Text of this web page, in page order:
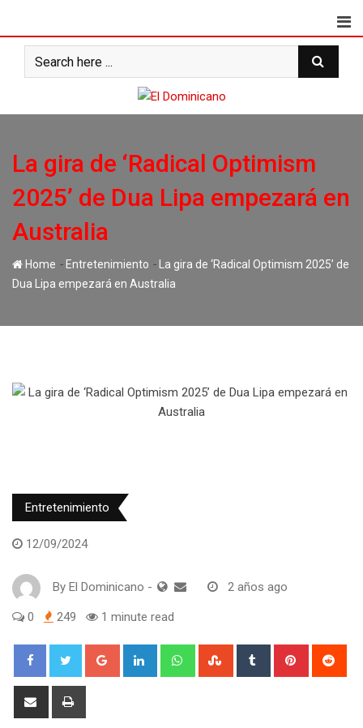
content
La gira de ‘Radical Optimism
2025’ de Dua Lipa empezará en
Australia
Home - Entretenimiento -
La gira de ‘Radical Optimism 2025’ de
Dua Lipa empezará en Australia
Entretenimiento
12/09/2024
By El Dominicano - 2 años ago
0 249 1 minute read
Google+ LinkedIn WhatsappStumbleUpon
Tumblr Pinterest
Share